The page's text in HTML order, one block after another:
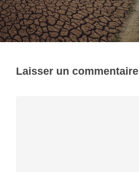
Laisser un commentaire